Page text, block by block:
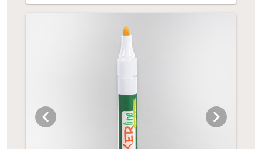
chevron_left chevron_right